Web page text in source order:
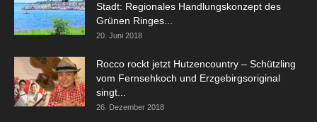
Stadt: Regionales Handlungskonzept des
Grünen Ringes...
20. Juni 2018
Rocco rockt jetzt Hutzencountry – Schützling
vom Fernsehkoch und Erzgebirgsoriginal
singt...
26. Dezember 2018